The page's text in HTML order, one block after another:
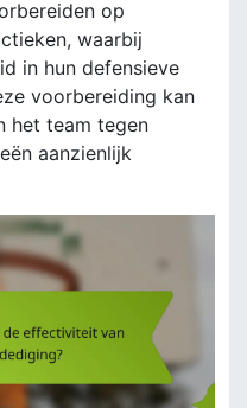
op
waarbij
in hun defensieve
voorbereiding kan
het team tegen
aanzienlijk